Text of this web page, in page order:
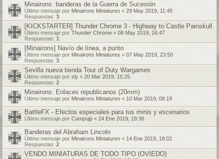
Minairons: banderas de la Guerra de Sucesión
Último mensaje por Minairons Miniatures « 29 May 2019, 11:45
Respuestas: 3
[KICKSTARTER] Thunder Chrome 3 - Highway to Castle Painskull
Último mensaje por Thunder Chrome « 08 May 2019, 16:47
Respuestas: 1
[Minairons] Navío de línea, a punto
Último mensaje por Minairons Miniatures « 07 May 2019, 23:50
Respuestas: 3
Sevilla nueva tienda Tour of Duty Wargames
Último mensaje por sly « 20 Mar 2019, 15:25
Respuestas: 2
Minairons: Enlaces republicanos (20mm)
Último mensaje por Minairons Miniatures « 10 Mar 2019, 08:19
BattleFX - Efectos especiales para tus minis y escenarios
Último mensaje por Campujp « 24 Ene 2019, 19:36
Banderas del Abraham Lincoln
Último mensaje por Minairons Miniatures « 14 Ene 2019, 18:02
Respuestas: 2
VENDO MINIATURAS DE TODO TIPO (OVIEDO)